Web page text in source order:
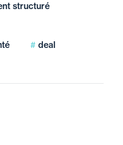
structuré
deal